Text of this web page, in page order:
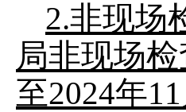
2.非现场
局非现场
至2024年11